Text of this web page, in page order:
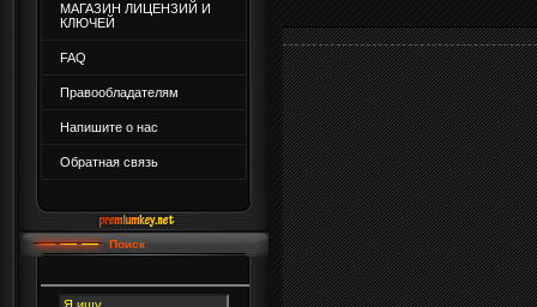
МАГАЗИН ЛИЦЕНЗИЙ И
КЛЮЧЕЙ
FAQ
Правообладателям
Напишите о нас
Обратная связь
Поиск